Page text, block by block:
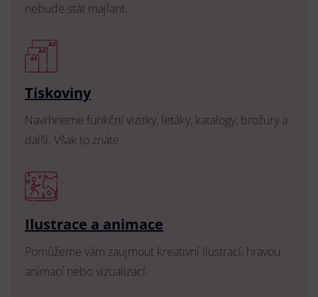
nebude stát majlant.
Tiskoviny
Navrhneme funkční vizitky, letáky, katalogy, brožury a
další. Však to znáte.
Ilustrace a animace
Pomůžeme vám zaujmout kreativní ilustrací, hravou
animací nebo vizualizací.